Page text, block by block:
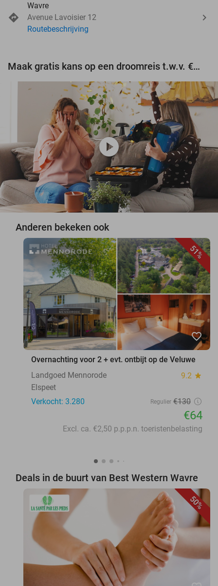
Wavre
Avenue Lavoisier 12
Routebeschrijving
Maak gratis kans op een droomreis t.w.v. €3.000!
play_circle
Anderen bekeken ook
51%
favorite_border
Overnachting voor 2 + evt. ontbijt op de Veluwe
Landgoed Mennorode
9.2 star
Elspeet
Verkocht: 3.280
Regulier €130
€64
Excl. ca. €2,50 p.p.p.n. toeristenbelasting
Deals in de buurt van Best Western Wavre
50%